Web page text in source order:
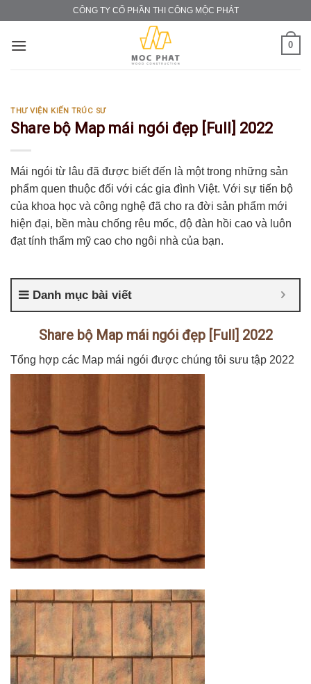
content
CÔNG TY CỔ PHẦN THI CÔNG MỘC PHÁT
0
THƯ VIỆN KIẾN TRÚC SƯ
Share bộ Map mái ngói đẹp [Full] 2022
Mái ngói từ lâu đã được biết đến là một trong những sản
phẩm quen thuộc đối với các gia đình Việt. Với sự tiến bộ
của khoa học và công nghệ đã cho ra đời sản phẩm mới
hiện đại, bền màu chống rêu mốc, độ đàn hồi cao và luôn
đạt tính thẩm mỹ cao cho ngôi nhà của bạn.
Danh mục bài viết
Share bộ Map mái ngói đẹp [Full] 2022
Tổng hợp các Map mái ngói được chúng tôi sưu tập 2022